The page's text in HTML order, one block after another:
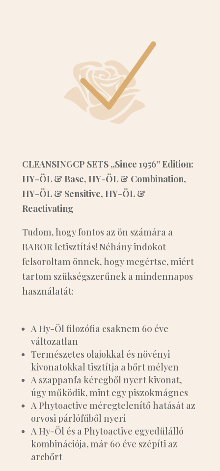
CLEANSINGCP SETS „Since 1956” Edition:
HY-ÖL & Base, HY-ÖL & Combination,
HY-ÖL & Sensitive, HY-ÖL &
Reactivating
Tudom, hogy fontos az ön számára a
BABOR letisztítás! Néhány indokot
felsoroltam önnek, hogy megértse, miért
tartom szükségszerűnek a mindennapos
használatát:
A Hy-Öl filozófia csaknem 60 éve
változatlan
Természetes olajokkal és növényi
kivonatokkal tisztítja a bőrt mélyen
A szappanfa kéregből nyert kivonat,
úgy működik, mint egy piszokmágnes
A Phytoactive méregtelenítő hatását az
orvosi párlófűből nyeri
A Hy-Öl és a Phytoactive egyedülálló
kombinációja, már 60 éve szépíti az
arcbőrt